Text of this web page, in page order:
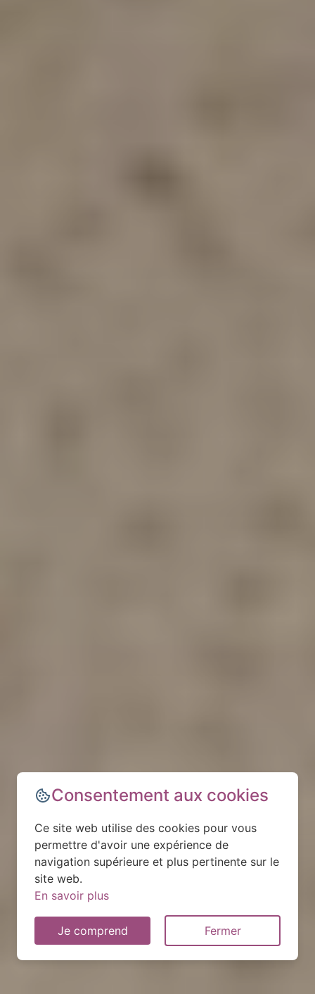
Consentement aux cookies
Ce site web utilise des cookies pour vous
permettre d'avoir une expérience de
navigation supérieure et plus pertinente sur le
site web.
En savoir plus
Je comprend Fermer